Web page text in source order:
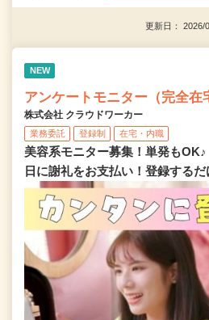
更新日：
NEW
アンケートモニター（完全在
株式会社 クラウドワーカー
業務委託 登録制 在宅・内職
美容系モニター募集！単発も
日に謝礼をお支払い！登録するだ